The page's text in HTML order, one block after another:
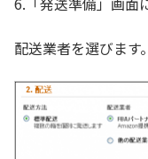
配送業者を選びます。